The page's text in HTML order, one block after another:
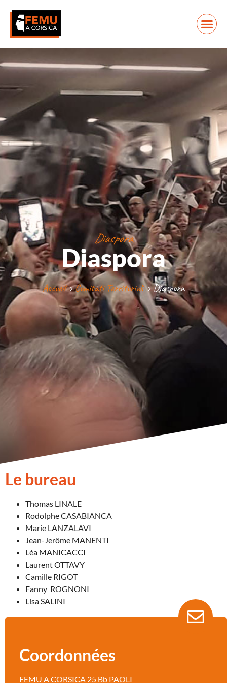
Diaspora
Diaspora
Accueil›Cumitati Territuriali›Diaspora
Le bureau
Thomas LINALE
Rodolphe CASABIANCA
Marie LANZALAVI
Jean-Jerôme MANENTI
Léa MANICACCI
Laurent OTTAVY
Camille RIGOT
Fanny ROGNONI
Lisa SALINI
Coordonnées
FEMU A CORSICA 25 Bb PAOLI